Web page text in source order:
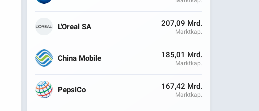
L'Oreal SA 207,09 Mrd.
Marktkap.
China Mobile 185,01 Mrd.
Marktkap.
PepsiCo 167,42 Mrd.
Marktkap.